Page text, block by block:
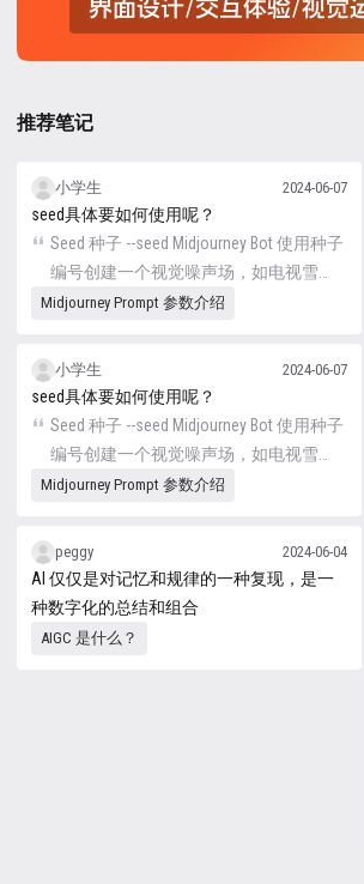
推荐笔记
小学生 2024-06-07
seed具体要如何使用呢？
Seed 种子 --seed Midjourney Bot 使用种子
编号创建一个视觉噪声场，如电视雪
花，作为生成初始图像网格的起点。种
以使用 --seed 或 --sampling 参数指定。使
用相同的种子编号和提示将产生相似的
结果图像。
Midjourney Prompt 参数介绍
小学生 2024-06-07
seed具体要如何使用呢？
Seed 种子 --seed Midjourney Bot 使用种子
编号创建一个视觉噪声场，如电视雪
花，作为生成初始图像网格的起点。种
用相同的种子编号和提示将产生相似的
结果图像。
Midjourney Prompt 参数介绍
peggy 2024-06-04
AI 仅仅是对记忆和规律的一种复现，是一
种数字化的总结和组合
AIGC 是什么？